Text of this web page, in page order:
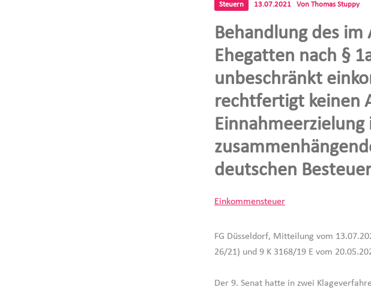
Steuern 13.07.2021 Von Thomas Stuppy
Behandlung des im
Ehegatten nach §
unbeschränkt
rechtfertigt keinen
Einnahmeerzielung
deutschen
Einkommensteuer
FG Düsseldorf, Mitteilung vom
26/21) und 9 K 3168/19 E vom
Der 9. Senat hatte in zwei